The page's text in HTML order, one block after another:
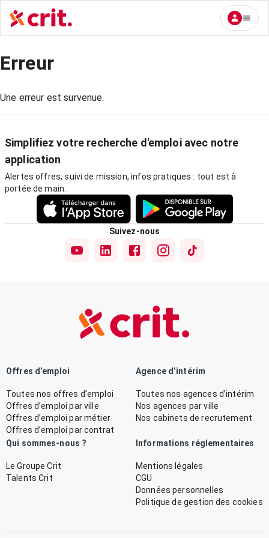
Erreur
Une erreur est survenue.
Simplifiez votre recherche d'emploi avec notre
application
Alertes offres, suivi de mission, infos pratiques : tout est à
portée de main.
Suivez-nous
Offres d’emploi
Toutes nos offres d’emploi
Offres d’emploi par ville
Offres d’emploi par métier
Offres d’emploi par contrat
Agence d’intérim
Toutes nos agences d’intérim
Nos agences par ville
Nos cabinets de recrutement
Qui sommes-nous ?
Le Groupe Crit
Talents Crit
Informations réglementaires
Mentions légales
CGU
Données personnelles
Politique de gestion des cookies